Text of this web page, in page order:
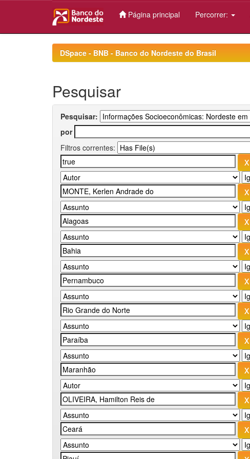
Página principal Percorrer:
DSpace - BNB - Banco do Nordeste do Brasil
Pesquisar
Pesquisar:
por
Filtros correntes: